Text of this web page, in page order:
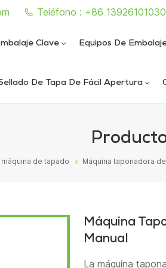
Teléfono : +86 13926101030
Clave Equipos De
De Tapa De Fácil Apertura
máquina de tapado Máquina taponadora
Máquina
Manual
La máquina